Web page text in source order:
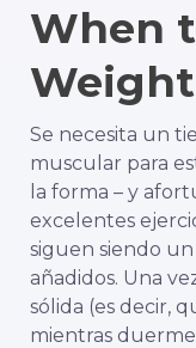
When
Weight
Se necesita un
muscular para
la forma – y
excelentes
siguen siendo
añadidos. Una
sólida (es decir,
mientras